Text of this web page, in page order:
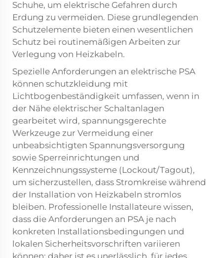
Schuhe, um elektrische Gefahren durch
Erdung zu vermeiden. Diese grundlegenden
Schutzelemente bieten einen wesentlichen
Schutz bei routinemäßigen Arbeiten zur
Verlegung von Heizkabeln.
Spezielle Anforderungen an elektrische PSA
können schutzkleidung mit
Lichtbogenbeständigkeit umfassen, wenn in
der Nähe elektrischer Schaltanlagen
gearbeitet wird, spannungsgerechte
Werkzeuge zur Vermeidung einer
unbeabsichtigten Spannungsversorgung
sowie Sperreinrichtungen und
Kennzeichnungssysteme (Lockout/Tagout),
um sicherzustellen, dass Stromkreise während
der Installation von Heizkabeln stromlos
bleiben. Professionelle Installateure wissen,
dass die Anforderungen an PSA je nach
konkreten Installationsbedingungen und
lokalen Sicherheitsvorschriften variieren
können; daher ist es unerlässlich, für jedes